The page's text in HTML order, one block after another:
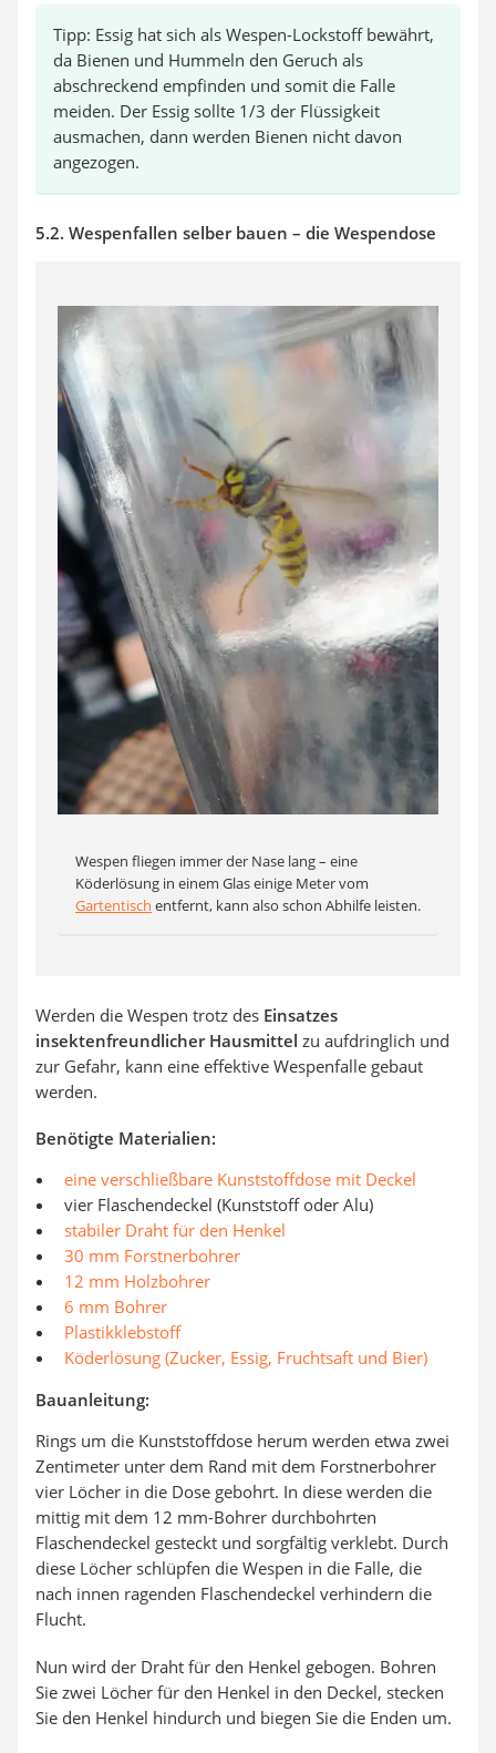
Tipp: Essig hat sich als Wespen-Lockstoff bewährt,
da Bienen und Hummeln den Geruch als
abschreckend empfinden und somit die Falle
meiden. Der Essig sollte 1/3 der Flüssigkeit
ausmachen, dann werden Bienen nicht davon
angezogen.
5.2. Wespenfallen selber bauen – die Wespendose
Wespen fliegen immer der Nase lang – eine
Köderlösung in einem Glas einige Meter vom
Gartentisch entfernt, kann also schon Abhilfe leisten.
Werden die Wespen trotz des Einsatzes
insektenfreundlicher Hausmittel zu aufdringlich und
zur Gefahr, kann eine effektive Wespenfalle gebaut
werden.
Benötigte Materialien:
eine verschließbare Kunststoffdose mit Deckel
vier Flaschendeckel (Kunststoff oder Alu)
stabiler Draht für den Henkel
30 mm Forstnerbohrer
12 mm Holzbohrer
6 mm Bohrer
Plastikklebstoff
Köderlösung (Zucker, Essig, Fruchtsaft und Bier)
Bauanleitung:
Rings um die Kunststoffdose herum werden etwa zwei
Zentimeter unter dem Rand mit dem Forstnerbohrer
vier Löcher in die Dose gebohrt. In diese werden die
mittig mit dem 12 mm-Bohrer durchbohrten
Flaschendeckel gesteckt und sorgfältig verklebt. Durch
diese Löcher schlüpfen die Wespen in die Falle, die
nach innen ragenden Flaschendeckel verhindern die
Flucht.
Nun wird der Draht für den Henkel gebogen. Bohren
Sie zwei Löcher für den Henkel in den Deckel, stecken
Sie den Henkel hindurch und biegen Sie die Enden um.